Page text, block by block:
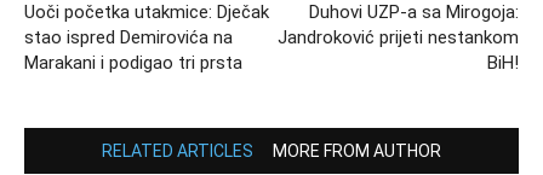
Uoči početka utakmice: Dječak
stao ispred Demirovića na
Marakani i podigao tri prsta
Duhovi UZP-a sa Mirogoja:
Jandroković prijeti nestankom
BiH!
RELATED ARTICLES MORE FROM AUTHOR